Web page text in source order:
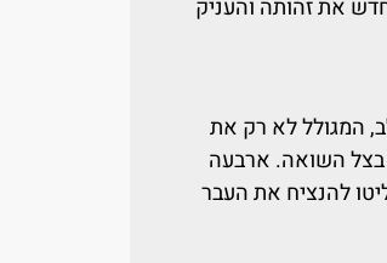
את זהותה והעניק
המגולל לא רק את
השואה. ארבעה
להנציח את העבר